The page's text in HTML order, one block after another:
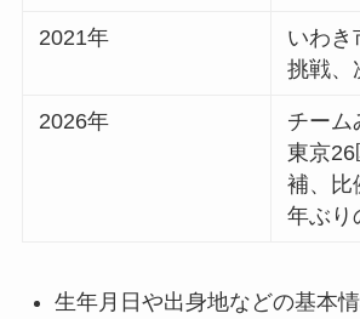
2021年
いわき
挑戦、
2026年
チーム
東京
補、比
年ぶり
生年月日や出身地などの基本